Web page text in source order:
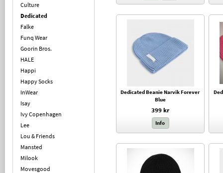
Culture
Dedicated
Falke
Funq Wear
Goorin Bros.
HALE
Happi
Happy Socks
InWear
Isay
Ivy Copenhagen
Lee
Lou & Friends
Mansted
Milook
Movesgood
Dedicated Beanie Narvik Forever
Blue
399 kr
Info